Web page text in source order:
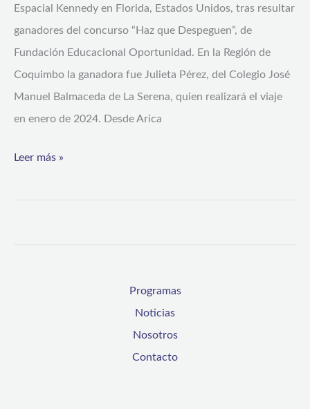
Espacial Kennedy en Florida, Estados Unidos, tras resultar
ganadores del concurso “Haz que Despeguen”, de
Fundación Educacional Oportunidad. En la Región de
Coquimbo la ganadora fue Julieta Pérez, del Colegio José
Manuel Balmaceda de La Serena, quien realizará el viaje
en enero de 2024. Desde Arica
irá
a
la
NASA
por
su
asistencia
Leer más »
Programas
Noticias
Nosotros
Contacto